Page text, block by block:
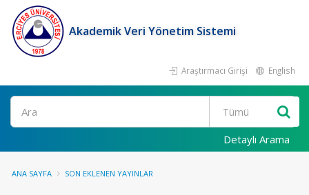
Akademik Veri Yönetim Sistemi
Araştırmacı Girişi English
Ara
Detaylı Arama
ANA SAYFA SON EKLENEN YAYINLAR